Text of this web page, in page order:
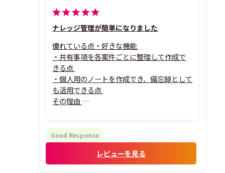
ナレッジ管理が簡単になりました
優れている点・好きな機能
・共有事項を各案件ごとに整理して作成で
きる点
・個人用のノートを作成でき、備忘録として
も活用できる点
その理由
ことで、情報を風化させることなく蓄積でき
ます。
過去の情報も検索機能ですぐに見つけるこ
とができるため、必要な対応内容や経緯を
Good Response
レビューを見る